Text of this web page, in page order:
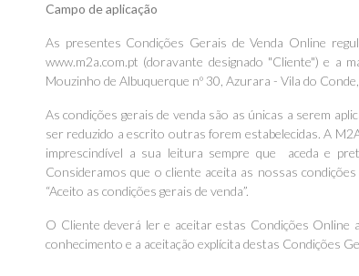
Campo de aplicação
As presentes Condições Gerais de Venda Online
www.m2a.com.pt (doravante designado "Cliente") e a
Mouzinho de Albuquerque nº 30, Azurara - Vila do
As condições gerais de venda são as únicas a serem
ser reduzido a escrito outras forem estabelecidas. A
imprescindível a sua leitura sempre que aceda e
Consideramos que o cliente aceita as nossas
“Aceito as condições gerais de venda”.
O Cliente deverá ler e aceitar estas Condições Online
conhecimento e a aceitação explícita destas Condições